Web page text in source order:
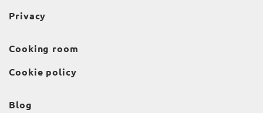
Privacy
Cooking room
Cookie policy
Blog